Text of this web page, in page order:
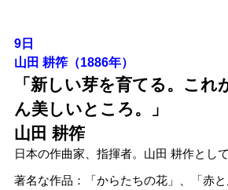
9日
山田 耕筰（1886年）
「 新しい芽を育てる。これ
ん美しいところ。
」
山田 耕筰
日本の作曲家、指揮者。山田 耕作とし
著名な作品：「からたちの花」、「赤